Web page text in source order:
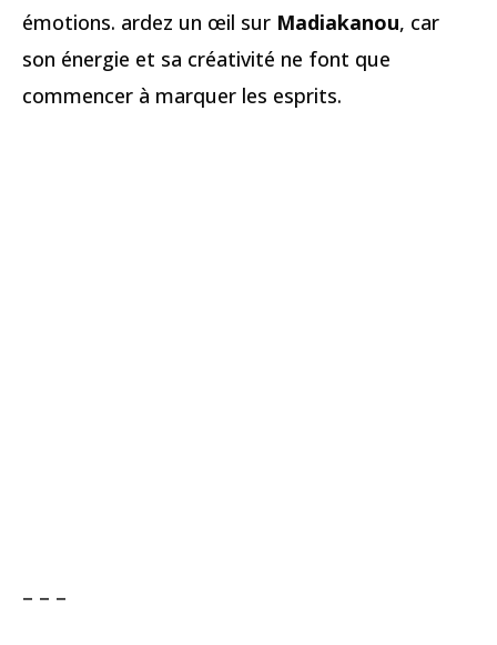
émotions. ardez un œil sur Madiakanou, car
son énergie et sa créativité ne font que
commencer à marquer les esprits.
– – –